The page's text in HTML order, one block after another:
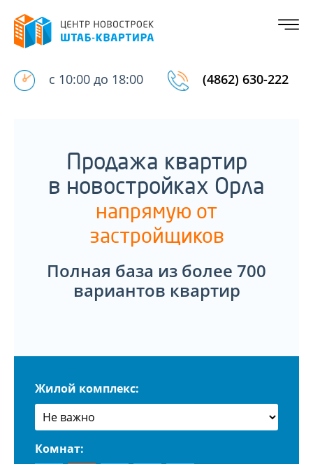
с 10:00 до 18:00 (4862) 630-222
Продажа квартир
в новостройках Орла
напрямую от
застройщиков
Полная база из более 700
вариантов квартир
Жилой комплекс:
Комнат: